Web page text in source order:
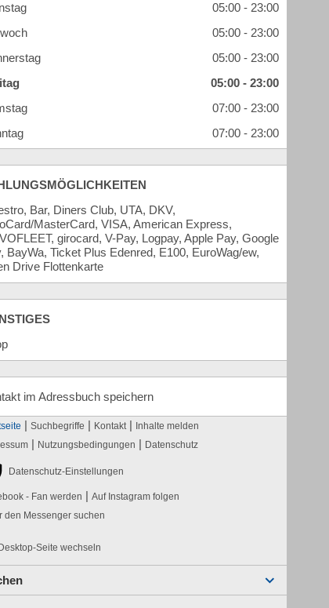
05:00 - 23:00
05:00 - 23:00
05:00 - 23:00
05:00 - 23:00
07:00 - 23:00
07:00 - 23:00
Bar, Diners Club, UTA, DKV,
MasterCard, VISA, American Express,
girocard, V-Pay, Logpay, Apple Pay, Google
BayWa, Ticket Plus Edenred, E100, EuroWag/ew,
Drive Flottenkarte
im Adressbuch speichern
| Suchbegriffe | Kontakt | Inhalte melden
| Nutzungsbedingungen | Datenschutz
Datenschutz-Einstellungen
- Fan werden | Auf Instagram folgen
den Messenger suchen
Seite wechseln